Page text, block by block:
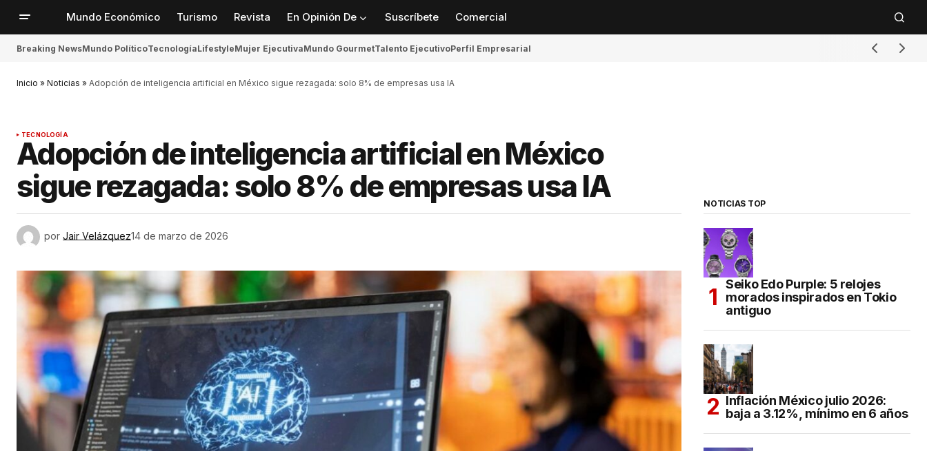
Mundo Económico Turismo Revista En Opinión De Suscríbete Comercial
Breaking NewsMundo PolíticoTecnologíaLifestyleMujer EjecutivaMundo GourmetTalento EjecutivoPerfil Empresarial
Inicio » Noticias » Adopción de inteligencia artificial en México sigue rezagada: solo 8% de empresas usa IA
TECNOLOGÍA
Adopción de inteligencia artificial en México
sigue rezagada: solo 8% de empresas usa IA
por Jair Velázquez14 de marzo de 2026
NOTICIAS TOP
Seiko Edo Purple: 5 relojes
morados inspirados en Tokio
antiguo
Inflación México julio 2026:
baja a 3.12%, mínimo en 6 años